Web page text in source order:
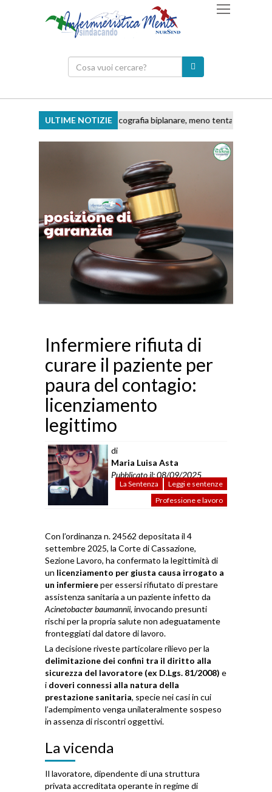
ULTIME NOTIZIEEcografia biplanare, meno tentativi e
Infermiere rifiuta di
curare il paziente per
paura del contagio:
licenziamento
legittimo
di
Maria Luisa Asta
Pubblicato il: 08/09/2025
La Sentenza
Leggi e sentenze
Professione e lavoro
Con l’ordinanza n. 24562 depositata il 4
settembre 2025, la Corte di Cassazione,
Sezione Lavoro, ha confermato la legittimità di
un licenziamento per giusta causa irrogato a
un infermiereper essersi rifiutato di prestare
assistenza sanitaria a un paziente infetto da
Acinetobacter baumannii, invocando presunti
rischi per la propria salute non adeguatamente
fronteggiati dal datore di lavoro.
La decisione riveste particolare rilievo per la
delimitazione dei confini tra il diritto alla
sicurezza del lavoratore (ex D.Lgs. 81/2008) e
i doveri connessi alla natura della
prestazione sanitaria, specie nei casi in cui
l’adempimento venga unilateralmente sospeso
in assenza di riscontri oggettivi.
La vicenda
Il lavoratore, dipendente di una struttura
privata accreditata operante in regime di